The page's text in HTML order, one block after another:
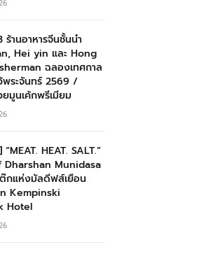
ร้านอาหารจีนชั้นนำ
Hei yin และ Hong
ฉลองเทศกาล
พระจันทร์ 2569 /
มูนเค้กพรีเมียม
HEAT. SALT.”
Dharshan Munidasa
ต๊กแห่งมัลดีฟส์เยือน
Kempinski
Hotel